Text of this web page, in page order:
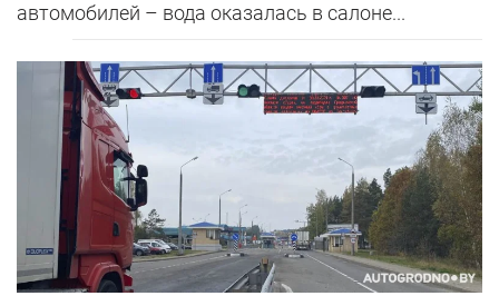
автомобилей – вода оказалась в салоне...